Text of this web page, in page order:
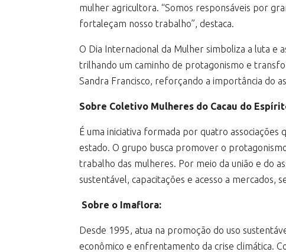
mulher agricultora. “Somos responsáveis por
fortaleçam nosso trabalho”, destaca.
O Dia Internacional da Mulher simboliza a luta e
trilhando um caminho de protagonismo e
Sandra Francisco, reforçando a importância do
Sobre Coletivo Mulheres do Cacau do
É uma iniciativa formada por quatro associações
estado. O grupo busca promover o
trabalho das mulheres. Por meio da união e do
sustentável, capacitações e acesso a mercados,
Sobre o Imaflora:
Desde 1995, atua na promoção do uso
econômico e enfrentamento da crise climática.